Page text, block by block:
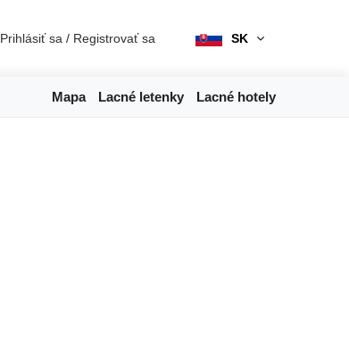
Prihlásiť sa / Registrovať sa SK
Mapa Lacné letenky Lacné hotely